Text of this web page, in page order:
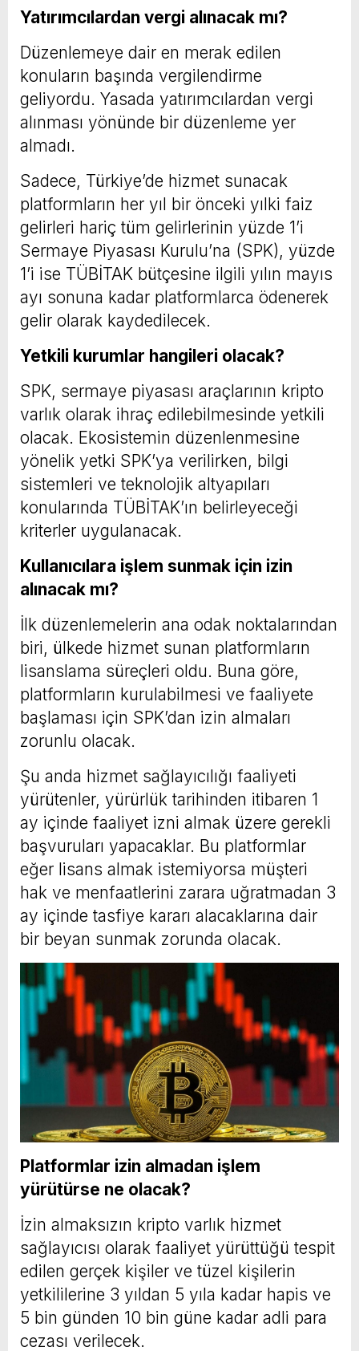
Yatırımcılardan vergi alınacak mı?
Düzenlemeye dair en merak edilen
konuların başında vergilendirme
geliyordu. Yasada yatırımcılardan vergi
alınması yönünde bir düzenleme yer
almadı.
Sadece, Türkiye’de hizmet sunacak
platformların her yıl bir önceki yılki faiz
gelirleri hariç tüm gelirlerinin yüzde 1’i
Sermaye Piyasası Kurulu’na (SPK), yüzde
1’i ise TÜBİTAK bütçesine ilgili yılın mayıs
ayı sonuna kadar platformlarca ödenerek
gelir olarak kaydedilecek.
Yetkili kurumlar hangileri olacak?
SPK, sermaye piyasası araçlarının kripto
varlık olarak ihraç edilebilmesinde yetkili
olacak. Ekosistemin düzenlenmesine
yönelik yetki SPK’ya verilirken, bilgi
sistemleri ve teknolojik altyapıları
konularında TÜBİTAK’ın belirleyeceği
kriterler uygulanacak.
Kullanıcılara işlem sunmak için izin
alınacak mı?
İlk düzenlemelerin ana odak noktalarından
biri, ülkede hizmet sunan platformların
lisanslama süreçleri oldu. Buna göre,
platformların kurulabilmesi ve faaliyete
başlaması için SPK’dan izin almaları
zorunlu olacak.
Şu anda hizmet sağlayıcılığı faaliyeti
yürütenler, yürürlük tarihinden itibaren 1
ay içinde faaliyet izni almak üzere gerekli
başvuruları yapacaklar. Bu platformlar
eğer lisans almak istemiyorsa müşteri
hak ve menfaatlerini zarara uğratmadan 3
ay içinde tasfiye kararı alacaklarına dair
bir beyan sunmak zorunda olacak.
Platformlar izin almadan işlem
yürütürse ne olacak?
İzin almaksızın kripto varlık hizmet
sağlayıcısı olarak faaliyet yürüttüğü tespit
edilen gerçek kişiler ve tüzel kişilerin
yetkililerine 3 yıldan 5 yıla kadar hapis ve
5 bin günden 10 bin güne kadar adli para
cezası verilecek.